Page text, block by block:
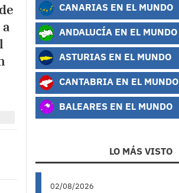
CANARIAS EN EL MUNDO
ANDALUCÍA EN EL MUNDO
ASTURIAS EN EL MUNDO
CANTABRIA EN EL MUNDO
BALEARES EN EL MUNDO
LO MÁS VISTO
02/08/2026